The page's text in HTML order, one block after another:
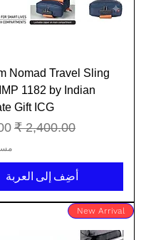
Nomad Travel Sling
1182 by Indian
Gift ICG
سعر عادي
أضِف إلى العربة
New Arrival